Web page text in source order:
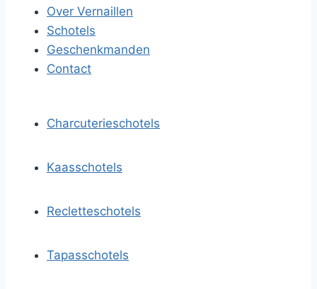
Over Vernaillen
Schotels
Geschenkmanden
Contact
Charcuterieschotels
Kaasschotels
Recletteschotels
Tapasschotels